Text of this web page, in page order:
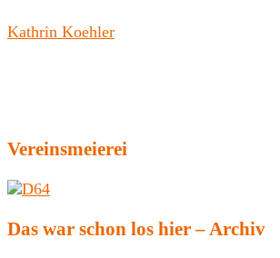
Kathrin Koehler
Vereinsmeierei
Das war schon los hier – Archiv